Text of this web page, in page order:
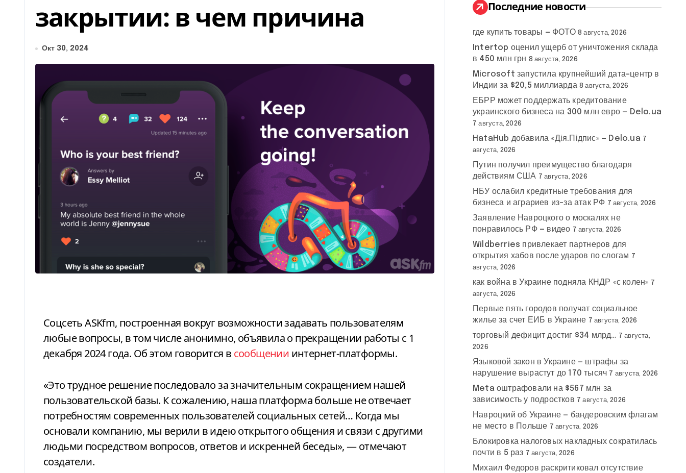
закрытии: в чем причина
Окт 30, 2024
Соцсеть ASKfm, построенная вокруг возможности задавать пользователям
любые вопросы, в том числе анонимно, объявила о прекращении работы с 1
декабря 2024 года. Об этом говорится в сообщении интернет-платформы.
«Это трудное решение последовало за значительным сокращением нашей
пользовательской базы. К сожалению, наша платформа больше не отвечает
потребностям современных пользователей социальных сетей… Когда мы
основали компанию, мы верили в идею открытого общения и связи с другими
людьми посредством вопросов, ответов и искренней беседы», — отмечают
создатели.
:
Последние новости
где купить товары — ФОТО 8 августа, 2026
Intertop оценил ущерб от уничтожения склада
в 450 млн грн 8 августа, 2026
Microsoft запустила крупнейший дата-центр в
Индии за $20,5 миллиарда 8 августа, 2026
ЕБРР может поддержать кредитование
украинского бизнеса на 300 млн евро — Delo.ua
7 августа, 2026
HataHub добавила «Дія.Підпис» — Delo.ua 7
августа, 2026
Путин получил преимущество благодаря
действиям США 7 августа, 2026
НБУ ослабил кредитные требования для
бизнеса и аграриев из-за атак РФ 7 августа, 2026
Заявление Навроцкого о москалях не
понравилось РФ — видео 7 августа, 2026
Wildberries привлекает партнеров для
открытия хабов после ударов по слогам 7
августа, 2026
как война в Украине подняла КНДР «с колен» 7
августа, 2026
Первые пять городов получат социальное
жилье за счет ЕИБ в Украине 7 августа, 2026
торговый дефицит достиг $34 млрд… 7 августа,
2026
Языковой закон в Украине — штрафы за
нарушение вырастут до 170 тысяч 7 августа, 2026
Meta оштрафовали на $567 млн за
зависимость у подростков 7 августа, 2026
Навроцкий об Украине — бандеровским флагам
не место в Польше 7 августа, 2026
Блокировка налоговых накладных сократилась
почти в 5 раз 7 августа, 2026
Михаил Федоров раскритиковал отсутствие